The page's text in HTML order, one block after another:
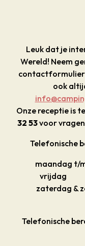
Leuk dat je
Wereld! Neem
contactformulier
ook
Onze receptie is
32 53voor
Telefonische
maandag t/
vrijdag
zaterdag
Telefonische